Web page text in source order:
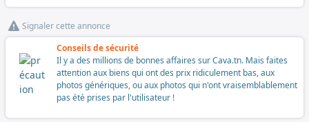
Signaler cette annonce
Conseils de sécurité
Il y a des millions de bonnes affaires sur Cava.tn. Mais faites
attention aux biens qui ont des prix ridiculement bas, aux
photos génériques, ou aux photos qui n'ont vraisemblablement
pas été prises par l'utilisateur !